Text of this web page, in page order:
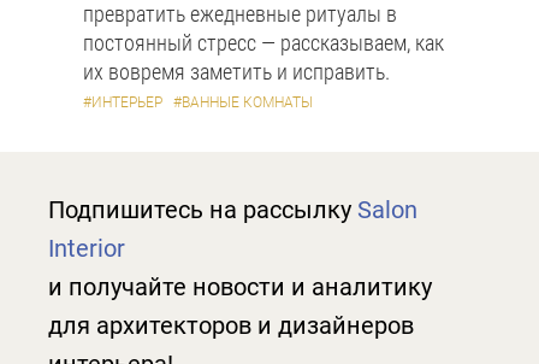
превратить ежедневные ритуалы в
постоянный стресс — рассказываем, как
их вовремя заметить и исправить.
#ИНТЕРЬЕР #ВАННЫЕ КОМНАТЫ
Подпишитесь на рассылку Salon
Interior
и получайте новости и аналитику
для архитекторов и дизайнеров